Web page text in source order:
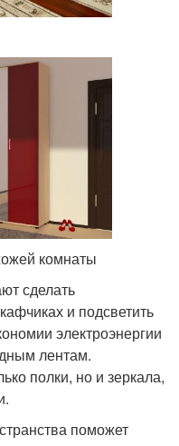
комнаты
сделать
и подсветить
электроэнергии
лентам.
полки, но и зеркала,
поможет